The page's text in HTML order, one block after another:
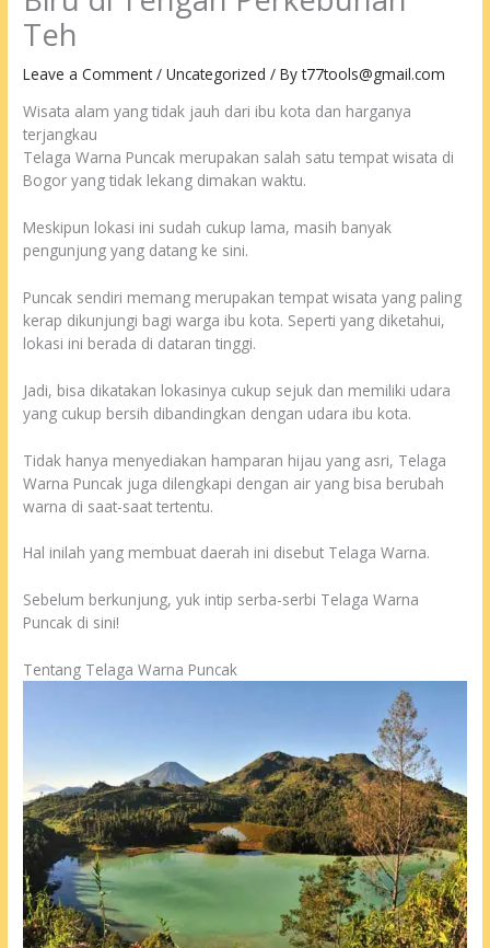
Teh
Leave a Comment /Uncategorized / Byt77tools@gmail.com
Wisata alam yang tidak jauh dari ibu kota dan harganya
terjangkau
Telaga Warna Puncak merupakan salah satu tempat wisata di
Bogor yang tidak lekang dimakan waktu.
Meskipun lokasi ini sudah cukup lama, masih banyak
pengunjung yang datang ke sini.
Puncak sendiri memang merupakan tempat wisata yang paling
kerap dikunjungi bagi warga ibu kota. Seperti yang diketahui,
lokasi ini berada di dataran tinggi.
Jadi, bisa dikatakan lokasinya cukup sejuk dan memiliki udara
yang cukup bersih dibandingkan dengan udara ibu kota.
Tidak hanya menyediakan hamparan hijau yang asri, Telaga
Warna Puncak juga dilengkapi dengan air yang bisa berubah
warna di saat-saat tertentu.
Hal inilah yang membuat daerah ini disebut Telaga Warna.
Sebelum berkunjung, yuk intip serba-serbi Telaga Warna
Puncak di sini!
Tentang Telaga Warna Puncak